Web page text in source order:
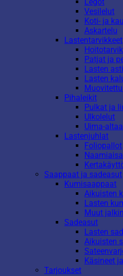
Vesilelut
Koti- ja
Askartelu
Lastentarvikkeet
Patjat ja
Lasten
Lasten
Pihaleikit
Pulkat ja
Ulkolelut
Uima-
Lastenjuhlat
Foliopallot
Saappaat ja sadeasut
Kumisaappaat
Aikuisten
Lasten
Muut
Sadeasut
Lasten
Aikuisten
Käsineet
Tarjoukset